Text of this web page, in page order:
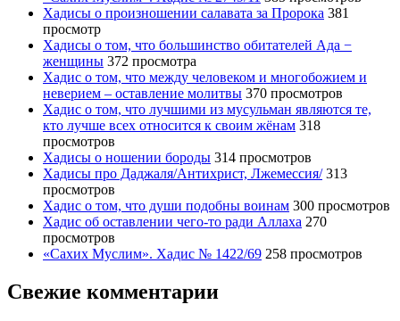
Хадисы о произношении салавата за Пророка 381
просмотр
Хадисы о том, что большинство обитателей Ада −
женщины 372 просмотра
Хадис о том, что между человеком и многобожием и
неверием – оставление молитвы 370 просмотров
Хадис о том, что лучшими из мусульман являются те,
кто лучше всех относится к своим жёнам 318
просмотров
Хадисы о ношении бороды 314 просмотров
Хадисы про Даджаля/Антихрист, Лжемессия/ 313
просмотров
Хадис о том, что души подобны воинам 300 просмотров
Хадис об оставлении чего-то ради Аллаха 270
просмотров
«Сахих Муслим». Хадис № 1422/69 258 просмотров
Свежие комментарии